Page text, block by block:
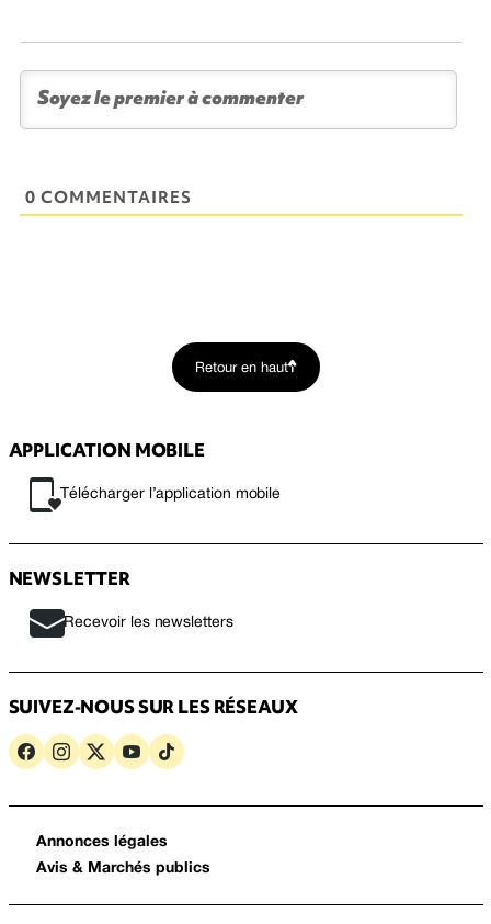
0 COMMENTAIRES
Retour en haut
APPLICATION MOBILE
Télécharger l’application mobile
NEWSLETTER
Recevoir les newsletters
SUIVEZ-NOUS SUR LES RÉSEAUX
Annonces légales
Avis & Marchés publics